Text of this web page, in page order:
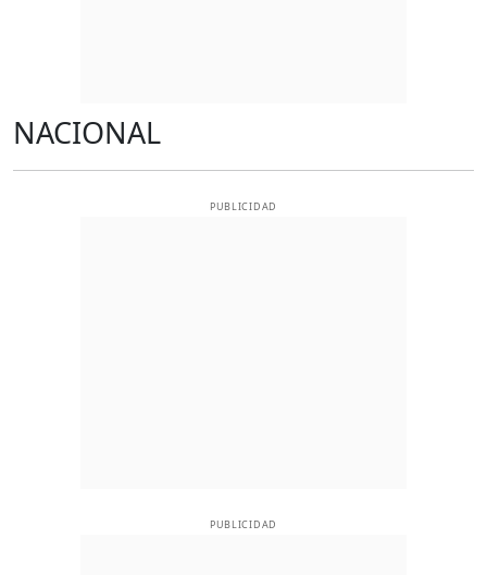
NACIONAL
PUBLICIDAD
PUBLICIDAD